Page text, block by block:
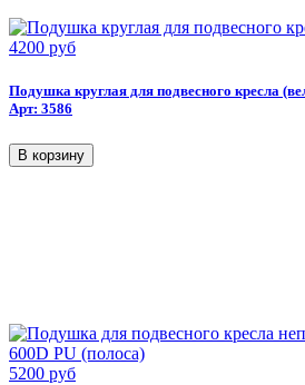
4200 руб
Подушка круглая для подвесного кресла
Арт: 3586
5200 руб